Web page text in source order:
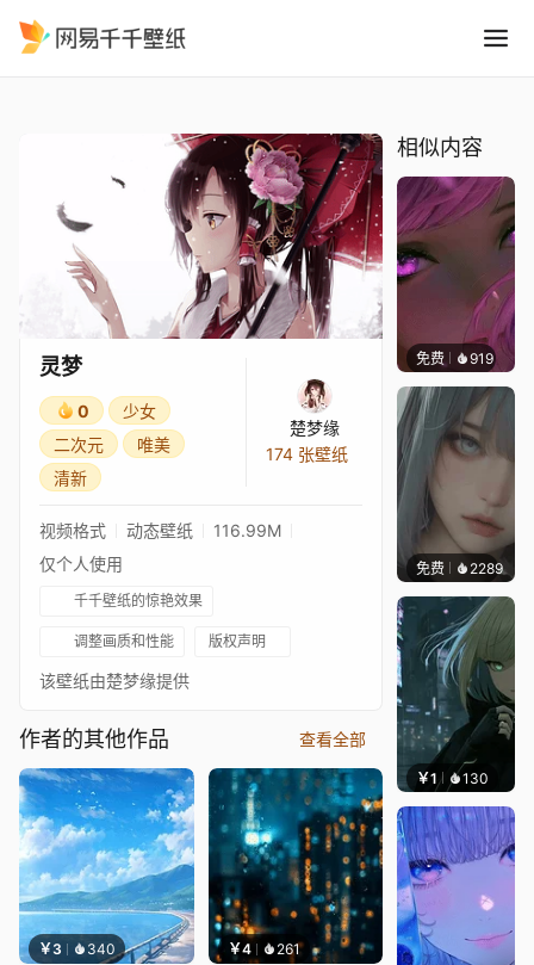
灵梦
0
少女
二次元
唯美
清新
楚梦缘
174 张壁纸
视频格式 动态壁纸
116.99M
仅个人使用
千千壁纸的惊艳效果
调整画质和性能 版权声明
该壁纸由楚梦缘提供
作者的其他作品 查看全部
￥3 340 ￥4 261
相似内容
免费 919辰东
免费 2289辰东
￥1 130